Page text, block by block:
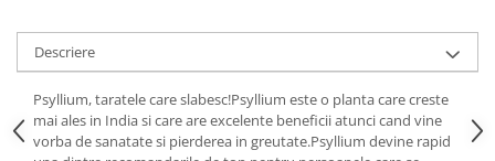
Descriere
Psyllium, taratele care slabesc!Psyllium este o planta care creste
mai ales in India si care are excelente beneficii atunci cand vine
vorba de sanatate si pierderea in greutate.Psyllium devine rapid